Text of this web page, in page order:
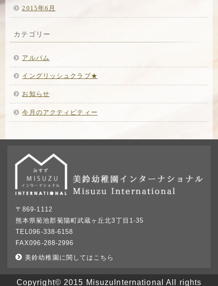
2015年6月
カテゴリー
アルバム
イングリッシュクラブ★
お知らせ
今月のアクティビティー
〒869-1112
熊本県菊池郡菊陽町武蔵ヶ丘北3丁目1-35
TEL096-338-6158
FAX096-288-2996
美鈴幼稚園に関してはこちら
Copyright© 2015 MisuzuInternational All rights